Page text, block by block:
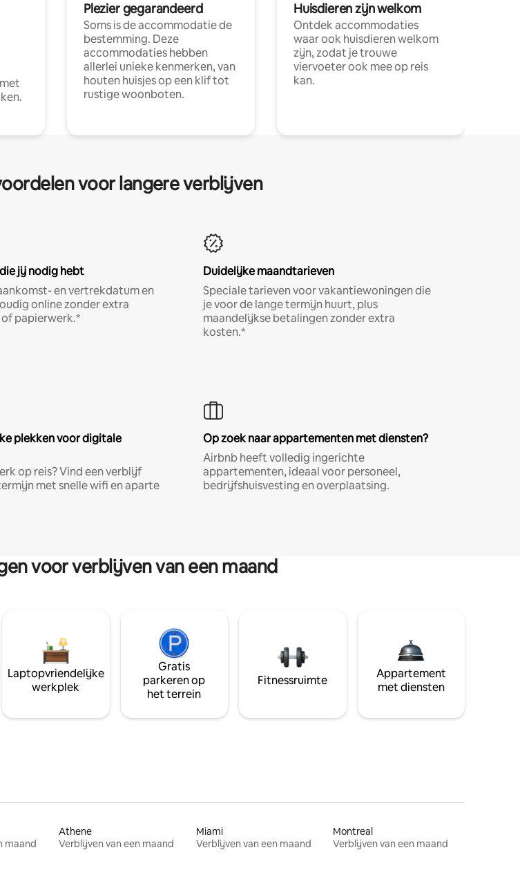
Plezier gegarandeerd
Soms is de accommodatie de
bestemming. Deze
accommodaties hebben
allerlei unieke kenmerken, van
houten huisjes op een klif tot
rustige woonboten.
Huisdieren zijn welkom
Ontdek accommodaties
waar ook huisdieren welkom
zijn, zodat je trouwe
viervoeter ook mee op reis
kan.
voor langere verblijven
jij nodig hebt
en vertrekdatum en
online zonder extra
papierwerk.*
Duidelijke maandtarieven
Speciale tarieven voor vakantiewoningen die
je voor de lange termijn huurt, plus
maandelijkse betalingen zonder extra
kosten.*
plekken voor digitale
op reis? Vind een verblijf
met snelle wifi en aparte
Op zoek naar appartementen met diensten?
Airbnb heeft volledig ingerichte
appartementen, ideaal voor personeel,
bedrijfshuisvesting en overplaatsing.
voor verblijven van een maand
Laptopvriendelijke
werkplek
Gratis
parkeren op
het terrein
Fitnessruimte
Appartement
met diensten
maand
Athene
Verblijven van een maand
Miami
Verblijven van een maand
Montreal
Verblijven van een maand